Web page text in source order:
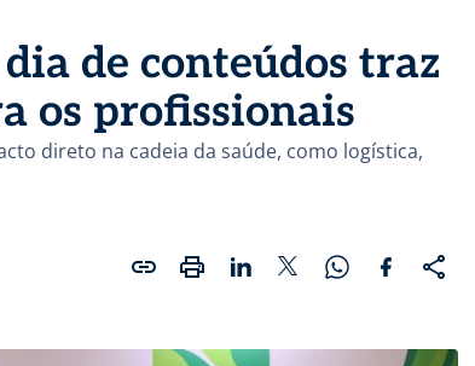
de conteúdos traz
os profissionais
direto na cadeia da saúde, como logística,